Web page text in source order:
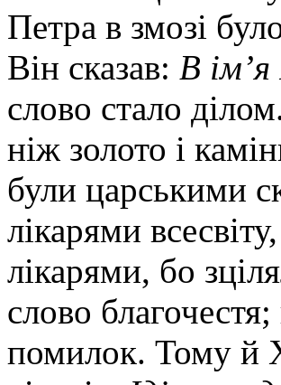
Петра в змозі
Він сказав: В
слово стало
ніж золото і
були царськими
лікарями
лікарями, бо
слово
помилок. Тому й